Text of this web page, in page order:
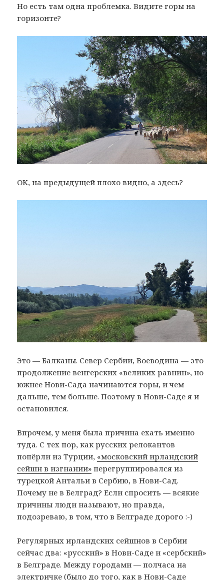
Но есть там одна проблемка. Видите горы на
горизонте?
ОК, на предыдущей плохо видно, а здесь?
Это — Балканы. Север Сербии, Воеводина — это
продолжение венгерских «великих равнин», но
южнее Нови-Сада начинаются горы, и чем
дальше, тем больше. Поэтому в Нови-Саде я и
остановился.
Впрочем, у меня была причина ехать именно
туда. С тех пор, как русских релокантов
попёрли из Турции, «московский ирландский
сейшн в изгнании» перегруппировался из
турецкой Антальи в Сербию, в Нови-Сад.
Почему не в Белград? Если спросить — всякие
причины люди называют, но правда,
подозреваю, в том, что в Белграде дорого :-)
Регулярных ирландских сейшнов в Сербии
сейчас два: «русский» в Нови-Саде и «сербский»
в Белграде. Между городами — полчаса на
электричке (было до того, как в Нови-Саде